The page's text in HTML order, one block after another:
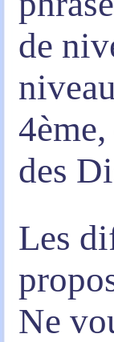
de
des
Les
Ne